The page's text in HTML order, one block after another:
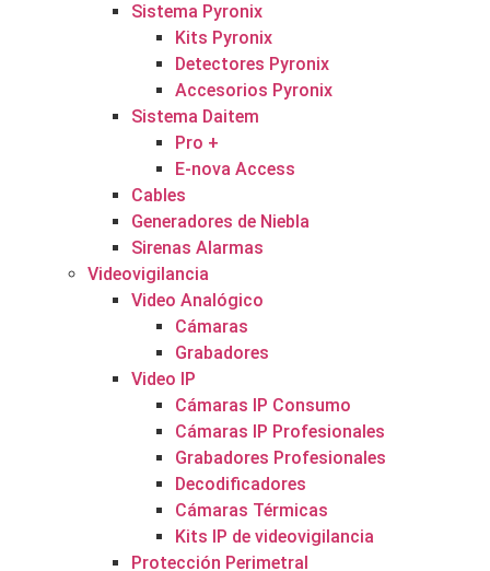
Sistema Pyronix
Kits Pyronix
Detectores Pyronix
Accesorios Pyronix
Sistema Daitem
Pro +
E-nova Access
Cables
Generadores de Niebla
Sirenas Alarmas
Videovigilancia
Video Analógico
Cámaras
Grabadores
Video IP
Cámaras IP Consumo
Cámaras IP Profesionales
Grabadores Profesionales
Decodificadores
Cámaras Térmicas
Kits IP de videovigilancia
Protección Perimetral